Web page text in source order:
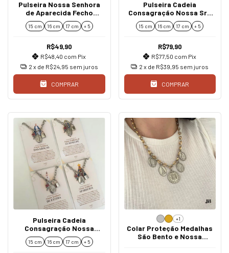
Pulseira Nossa Senhora
de Aparecida Fecho
Mosquetão
15 cm 16 cm 17 cm + 5
R$49,90
R$48,40 com Pix
2 x de R$24,95 sem juros
COMPRAR
Pulseira Cadeia
Consagração Nossa Sra
das Graças São Miguel São
Bento
15 cm 16 cm 17 cm + 5
R$79,90
R$77,50 com Pix
2 x de R$39,95 sem juros
COMPRAR
Pulseira Cadeia
Consagração Nossa
Senhora Cadeado Rosa
15 cm 16 cm 17 cm + 5
+1
Colar Proteção Medalhas
São Bento e Nossa